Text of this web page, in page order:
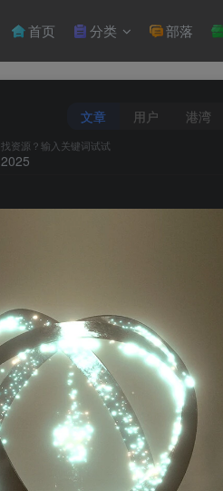
首页 分类 部落
文章 用户 港湾
找资源？输入关键词试试